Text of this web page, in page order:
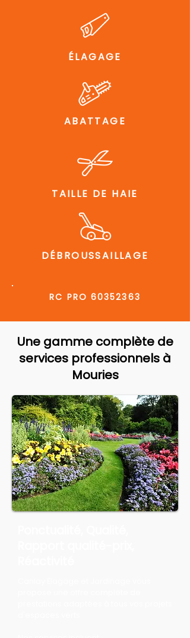
ÉLAGAGE
ABATTAGE
TAILLE DE HAIE
DÉBROUSSAILLAGE
RC PRO 60352363
Une gamme complète de
services professionnels à
Mouries